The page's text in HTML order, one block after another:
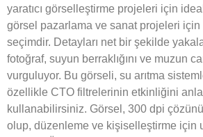
yaratıcı görselleştirme projeleri için
görsel pazarlama ve sanat projeleri
seçimdir. Detayları net bir şekilde
fotoğraf, suyun berraklığını ve muzun
vurguluyor. Bu görseli, su arıtma
özellikle CTO filtrelerinin etkinliğini
kullanabilirsiniz. Görsel, 300 dpi
olup, düzenleme ve kişiselleştirme için